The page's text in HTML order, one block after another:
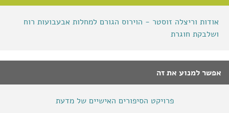
אודות וריצלה זוסטר - הוירוס הגורם למחלות אבעבועות רוח
ושלבקת חוגרת
אפשר למנוע את זה
פרויקט הסיפורים האישיים של מדעת